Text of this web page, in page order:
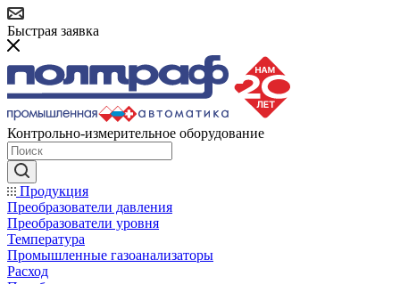
Быстрая заявка
Контрольно-измерительное оборудование
Продукция
Преобразователи давления
Преобразователи уровня
Температура
Промышленные газоанализаторы
Расход